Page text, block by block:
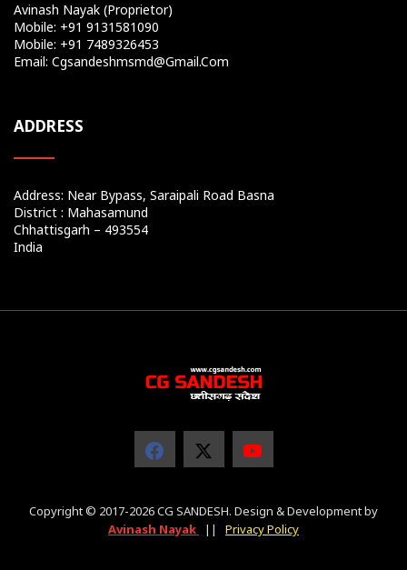
Avinash Nayak (Proprietor)
Mobile: +91 9131581090
Mobile: +91 7489326453
Email: Cgsandeshmsmd@gmail.com
ADDRESS
Address: Near Bypass, Saraipali Road Basna
District : Mahasamund
Chhattisgarh – 493554
India
Copyright © 2017-2026 CG SANDESH. Design & Development by
Avinash Nayak
|| Privacy Policy